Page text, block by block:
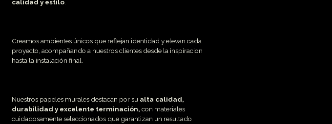
calidad y estilo
Creamos ambientes únicos que reflejan identidad y elevan cada
proyecto, acompañando a nuestros clientes desde la inspiracion
hasta la instalación final.
Nuestros papeles murales destacan por su alta calidad,
durabilidad y excelente terminación, con materiales
cuidadosamente seleccionados que garantizan un resultado